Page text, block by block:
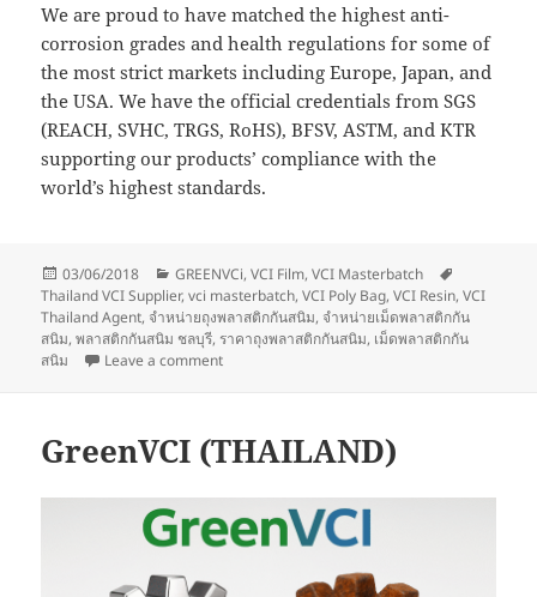
We are proud to have matched the highest anti-
corrosion grades and health regulations for some of
the most strict markets including Europe, Japan, and
the USA. We have the official credentials from SGS
(REACH, SVHC, TRGS, RoHS), BFSV, ASTM, and KTR
supporting our products’ compliance with the
world’s highest standards.
Posted
on
03/06/2018 Categories
GREENVCi,VCI Film,VCI Masterbatch
Thailand VCI Supplier,vci masterbatch,VCI Poly Bag,VCI Resin,VCI
Thailand Agent, จำหน่ายถุงพลาสติกกันสนิม, จำหน่ายเม็ดพลาสติกกัน
สนิม,พลาสติกกันสนิม ชลบุรี, ราคาถุงพลาสติกกันสนิม, เม็ดพลาสติกกัน
สนิม
Leave a commenton Eco-Friendly VCI Products
GreenVCI (THAILAND)